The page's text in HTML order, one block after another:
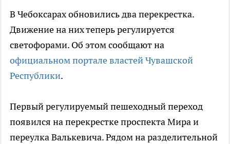
В Чебоксарах обновились два перекрестка.
Движение на них теперь регулируется
светофорами. Об этом сообщают на
официальном портале властей Чувашской
Республики.
Первый регулируемый пешеходный переход
появился на перекрестке проспекта Мира и
переулка Валькевича. Рядом на разделительной